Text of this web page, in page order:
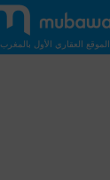
الموقع العقاري الأول بالمغرب